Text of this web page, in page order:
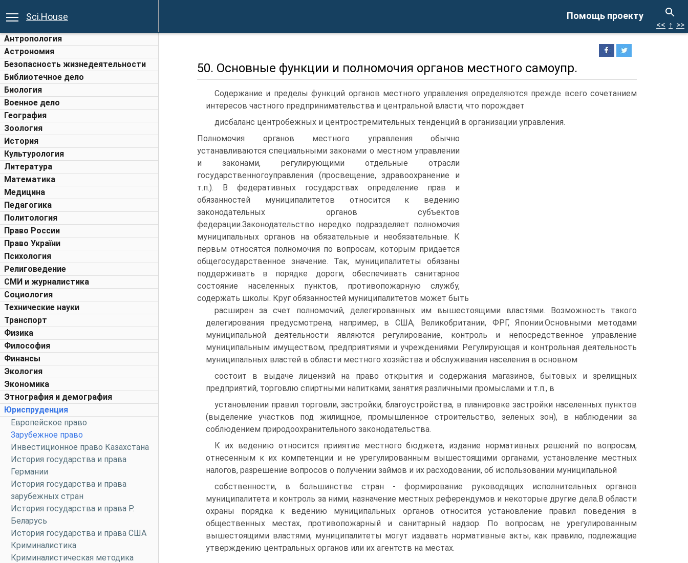
Помощь проекту
Sci.House
Антропология
Астрономия
Безопасность жизнедеятельности
Библиотечное дело
Биология
Военное дело
География
Зоология
История
Культурология
Литература
Математика
Медицина
Педагогика
Политология
Право России
Право України
Психология
Религоведение
СМИ и журналистика
Социология
Технические науки
Транспорт
Физика
Философия
Финансы
Экология
Экономика
Этнография и демография
Юриспруденция
Европейское право
Зарубежное право
Инвестиционное право Казахстана
История государства и права
Германии
История государства и права
зарубежных стран
История государства и права Р.
Беларусь
История государства и права США
Криминалистика
Криминалистическая методика
<< ↑ >>
50. Основные функции и полномочия органов местного самоупр.
Содержание и пределы функций органов местного управления определяются прежде всего сочетанием
интересов частного предпринимательства и центральной власти, что порождает
дисбаланс центробежных и центростремительных тенденций в организации управления.
Полномочия органов местного управления обычно
устанавливаются специальными законами о местном управлении
и законами, регулирующими отдельные отрасли
государственногоуправления (просвещение, здравоохранение и
т.п.). В федеративных государствах определение прав и
обязанностей муниципалитетов относится к ведению
законодательных органов субъектов
федерации.Законодательство нередко подразделяет полномочия
муниципальных органов на обязательные и необязательные. К
первьм относятся полномочия по вопросам, которым придается
общегосударственное значение. Так, муниципалитеты обязаны
поддерживать в порядке дороги, обеспечивать санитарное
состояние населенных пунктов, противопожарную службу,
содержать школы. Круг обязанностей муниципалитетов может быть
расширен за счет полномочий, делегированных им вышестоящими властями. Возможность такого
делегирования предусмотрена, например, в США, Великобритании, ФРГ, Японии.Основными методами
муниципальной деятельности являются регулирование, контроль и непосредственное управление
муниципальным имуществом, предприятиями и учреждениями. Регулирующая и контрольная деятельность
муниципальных властей в области местного хозяйства и обслуживания населения в основном
состоит в выдаче лицензий на право открытия и содержания магазинов, бытовых и зрелищных
предприятий, торговлю спиртными напитками, занятия различными промыслами и т.п., в
установлении правил торговли, застройки, благоустройства, в планировке застройки населенных пунктов
(выделение участков под жилищное, промышленное строительство, зеленых зон), в наблюдении за
соблюдением природоохранительного законодательства.
К их ведению относится прииятие местного бюджета, издание нормативных решений по вопросам,
отнесенным к их компетенции и не урегулированным вышестоящими органами, установление местных
налогов, разрешение вопросов о получении займов и их расходовании, об использовании муниципальной
собственности, в большинстве стран - формирование руководящих исполнительных органов
муниципалитета и контроль за ними, назначение местных референдумов и некоторые другие дела.В области
охраны порядка к ведению муниципальных органов относится установление правил поведения в
общественных местах, противопожарный и санитарный надзор. По вопросам, не урегулированным
вышестоящими властями, муниципалитеты могут издавать нормативные акты, как правило, подлежащие
утверждению центральных органов или их агентств на местах.